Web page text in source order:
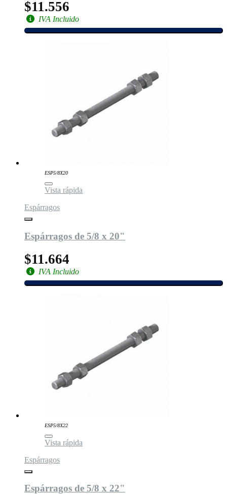
$11.556
IVA Incluido
ESP5/8X20
Vista rápida
Espárragos
Espárragos de 5/8 x 20"
$11.664
IVA Incluido
ESP5/8X22
Vista rápida
Espárragos
Espárragos de 5/8 x 22"